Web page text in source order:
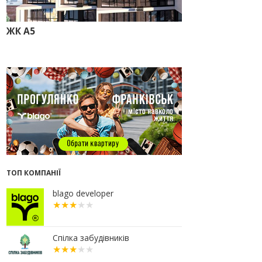
прокуратура стягує понад 13 млн
грн пайових внесків
14:32
Літо вигідних інвестицій:
комерційні приміщення зі
знижками до -7%
12:26
Введено в експлуатацію першу
секцію ЖК SKYGARDEN
11:50
Ведення фасадних робіт у 36
корпусі ЖР “Княгинин”
стрімко дорожчають: скільки в
метр
15.07.2026
12:06
На Франківщині житло за
«єОселею» дешевше на 21%
13.07.2026
ЖК А5
ТОП КОМПАНІЇ
blago developer
Спілка забудівників